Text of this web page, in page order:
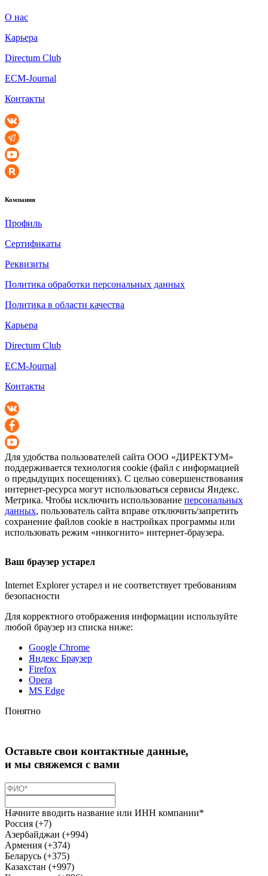
О нас
Карьера
Directum Club
ECM-Journal
Контакты
Компания
Профиль
Сертификаты
Реквизиты
Политика обработки персональных данных
Политика в области качества
Карьера
Directum Club
ECM-Journal
Контакты
Для удобства пользователей сайта ООО «ДИРЕКТУМ»
поддерживается технология cookie (файл с информацией
о предыдущих посещениях). С целью совершенствования
интернет-ресурса могут использоваться сервисы Яндекс.
Метрика. Чтобы исключить использование персональных
данных, пользователь сайта вправе отключить/запретить
сохранение файлов cookie в настройках программы или
использовать режим «инкогнито» интернет-браузера.
Ваш браузер устарел
Internet Explorer устарел и не соответствует требованиям
безопасности
Для корректного отображения информации используйте
любой браузер из списка ниже:
Google Chrome
Яндекс Браузер
Firefox
Opera
MS Edge
Понятно
Оставьте свои контактные данные,
и мы свяжемся с вами
Начните вводить название или ИНН компании*
Россия (+7)
Азербайджан (+994)
Армения (+374)
Беларусь (+375)
Казахстан (+997)